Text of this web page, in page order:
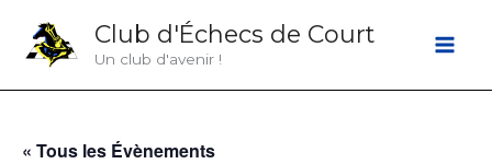
contenu
Club d'Échecs de Court
Un club d'avenir !
« Tous les Évènements